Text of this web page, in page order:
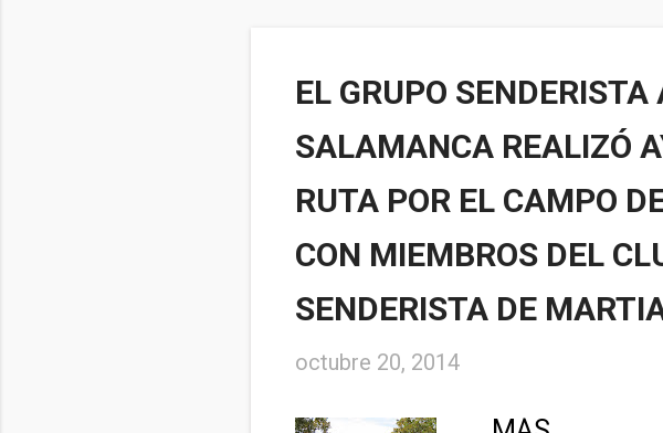
EL GRUPO
SALAMANCA REALIZÓ
RUTA POR EL CAMPO
CON MIEMBROS DEL
SENDERISTA DE
octubre 20, 2014